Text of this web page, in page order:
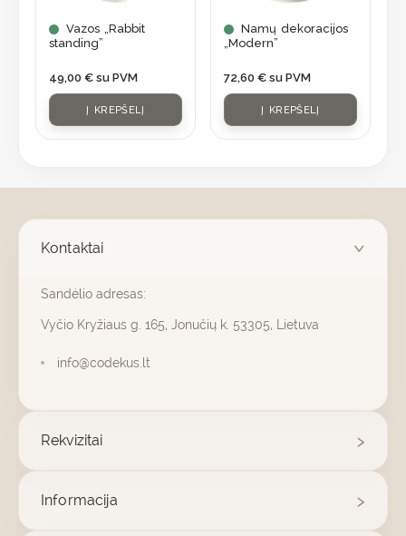
Vazos „Rabbit
standing”
49,00 € su PVM
Į KREPŠELĮ
Namų dekoracijos
„Modern”
72,60 € su PVM
Į KREPŠELĮ
Kontaktai
Sandėlio adresas:
Vyčio Kryžiaus g. 165, Jonučių k. 53305, Lietuva
info@codekus.lt
Rekvizitai
Informacija